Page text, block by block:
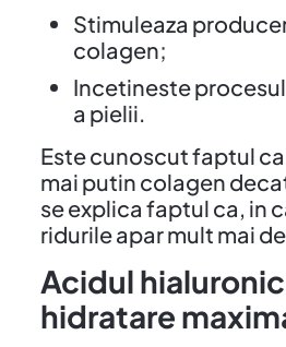
Stimuleaza
colagen;
Incetineste
a pielii.
Este cunoscut faptul
mai putin colagen
se explica faptul ca, in
ridurile apar mult mai
Acidul
hidratare